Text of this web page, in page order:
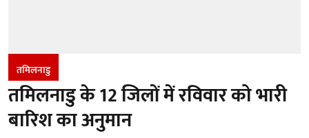
तमिलनाडु
तमिलनाडु के 12 जिलों में रविवार को भारी
बारिश का अनुमान